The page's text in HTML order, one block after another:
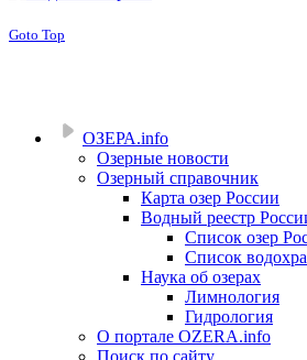
Goto Top
ОЗЕРА.info
Озерные новости
Озерный справочник
Карта озер России
Водный реестр
Список озер
Список
Наука об озерах
Лимнология
Гидрология
О портале OZERA.info